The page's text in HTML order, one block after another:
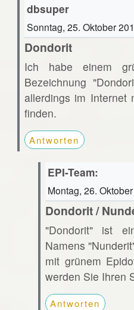
dbsuper
Sonntag, 25. Oktober
Dondorit
Ich habe einem
Bezeichnung
allerdings im Internet
finden.
Antworten
EPI-Team:
Montag, 26.
Dondorit /
"Dondorit" ist
Namens
mit grünem
werden Sie Ihren
Antworten